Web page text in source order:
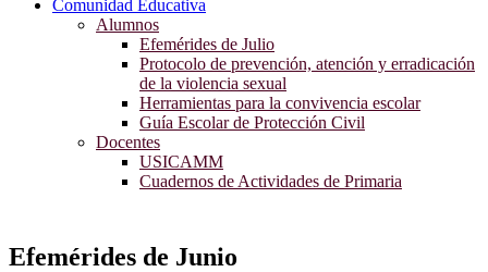
Comunidad Educativa
Alumnos
Efemérides de Julio
Protocolo de prevención, atención y erradicación
de la violencia sexual
Herramientas para la convivencia escolar
Guía Escolar de Protección Civil
Docentes
USICAMM
Cuadernos de Actividades de Primaria
Efemérides de Junio